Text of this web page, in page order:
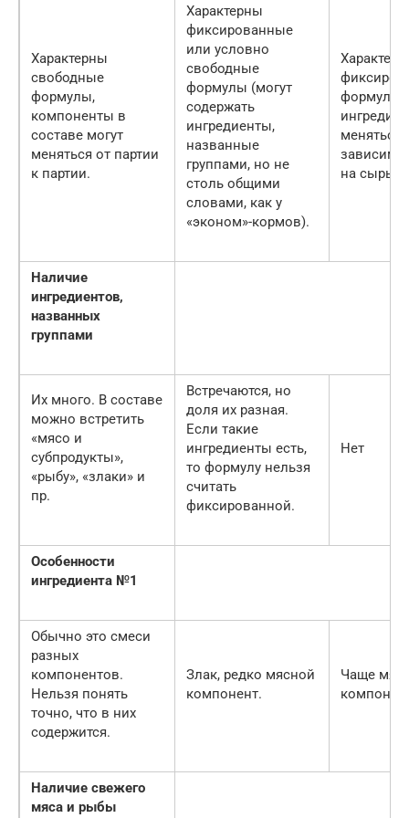
Характерны
свободные
формулы,
компоненты в
составе могут
меняться от партии
к партии.
Характерны
фиксированные
или условно
свободные
формулы (могут
содержать
ингредиенты,
названные
группами, но не
столь общими
словами, как у
«эконом»-кормов).
формулы,
меняться
на сырьё.
Наличие
ингредиентов,
названных
группами
Их много. В составе
можно встретить
«мясо и
субпродукты»,
«рыбу», «злаки» и
пр.
Встречаются, но
доля их разная.
Если такие
ингредиенты есть,
то формулу нельзя
считать
фиксированной.
Нет
Особенности
ингредиента №1
Обычно это смеси
разных
компонентов.
Нельзя понять
точно, что в них
содержится.
Злак, редко мясной
компонент.
Чаще
Наличие свежего
мяса и рыбы